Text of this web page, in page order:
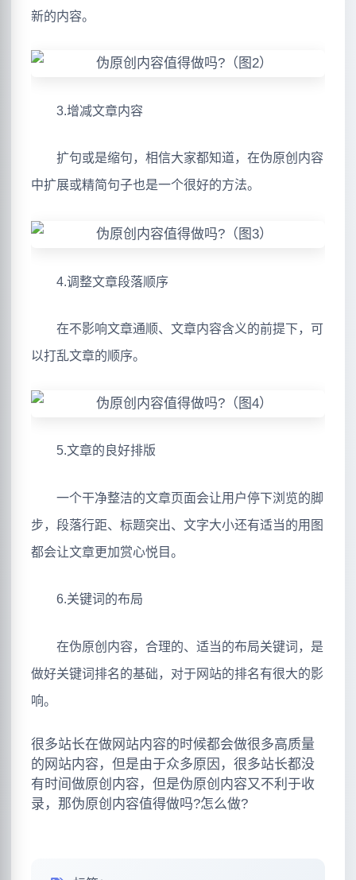
新的内容。
3.增减文章内容
扩句或是缩句，相信大家都知道，在伪原创内容
中扩展或精简句子也是一个很好的方法。
4.调整文章段落顺序
在不影响文章通顺、文章内容含义的前提下，可
以打乱文章的顺序。
5.文章的良好排版
一个干净整洁的文章页面会让用户停下浏览的脚
步，段落行距、标题突出、文字大小还有适当的用图
都会让文章更加赏心悦目。
6.关键词的布局
在伪原创内容，合理的、适当的布局关键词，是
做好关键词排名的基础，对于网站的排名有很大的影
响。
很多站长在做网站内容的时候都会做很多高质量
的网站内容，但是由于众多原因，很多站长都没
有时间做原创内容，但是伪原创内容又不利于收
录，那伪原创内容值得做吗?怎么做?